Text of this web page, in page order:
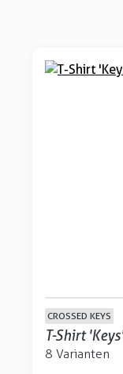
CROSSED KEYS
T-Shirt
8 Varianten